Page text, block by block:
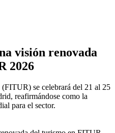
visión renovada
2026
se celebrará del 21 al 25
reafirmándose como la
para el sector.